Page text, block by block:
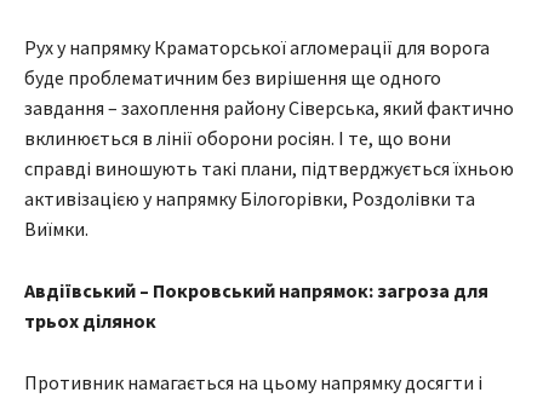
Рух у напрямку Краматорської агломерації для ворога
буде проблематичним без вирішення ще одного
завдання – захоплення району Сіверська, який фактично
вклинюється в лінії оборони росіян. І те, що вони
справді виношують такі плани, підтверджується їхньою
активізацією у напрямку Білогорівки, Роздолівки та
Виїмки.
Авдіївський – Покровський напрямок: загроза для
трьох ділянок
Противник намагається на цьому напрямку досягти і